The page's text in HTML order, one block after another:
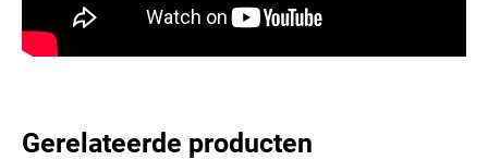
Gerelateerde producten